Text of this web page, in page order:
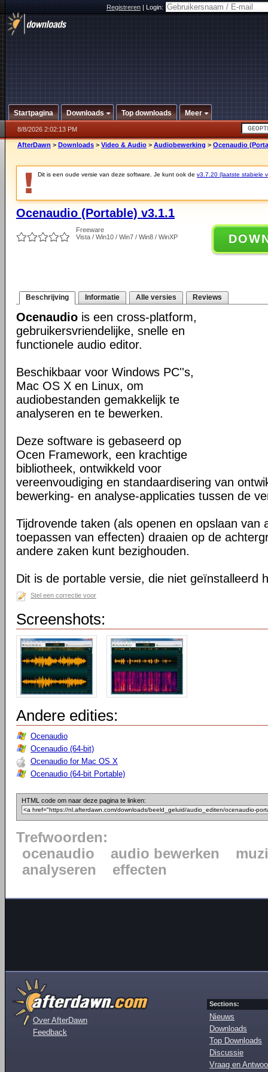
Registreren|Login:
Startpagina Downloads Top downloads Meer
8/8/2026 2:02:13 PM
AfterDawn > Downloads > Video & Audio > Audiobewerking > Ocenaudio
Dit is een oude versie van deze software. Je kunt ook de v3.7.20 (laatste stabiele
Ocenaudio (Portable) v3.1.1
Freeware
Vista / Win10 / Win7 / Win8 / WinXP
Beschrijving Informatie Alle versies Reviews
Ocenaudio is een cross-platform,
gebruikersvriendelijke, snelle en
functionele audio editor.
Beschikbaar voor Windows PC''s,
Mac OS X en Linux, om
audiobestanden gemakkelijk te
analyseren en te bewerken.
Deze software is gebaseerd op
Ocen Framework, een krachtige
bibliotheek, ontwikkeld voor
vereenvoudiging en standaardisering van
bewerking- en analyse-applicaties tussen de
Tijdrovende taken (als openen en opslaan van
toepassen van effecten) draaien op de
andere zaken kunt bezighouden.
Dit is de portable versie, die niet geïnstalleerd
Stel een correctie voor
Screenshots:
Andere edities:
Ocenaudio
Ocenaudio (64-bit)
Ocenaudio for Mac OS X
Ocenaudio (64-bit Portable)
HTML code om naar deze pagina te linken:
Trefwoorden:
ocenaudio
audio bewerken
analyseren
effecten
Over AfterDawn
Feedback
Sections:
Nieuws
Downloads
Top Downloads
Discussie
Vraag en